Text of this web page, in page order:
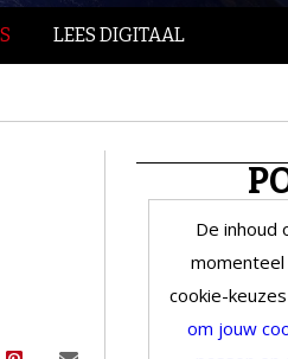
LEES DIGITAAL
De inhoud
cookie-
om jouw